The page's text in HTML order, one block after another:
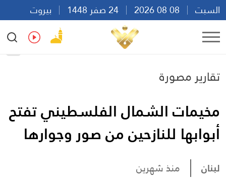
السبت
بيروت
15:34
Ar
تقارير مصورة
مخيمات الشمال الفلسطيني تفتح
أبوابها للنازحين من صور وجوارها
لبنان منذ شهرين